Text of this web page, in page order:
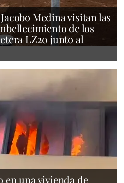
Medina visitan las
de los
LZ20 junto al
en una vivienda de